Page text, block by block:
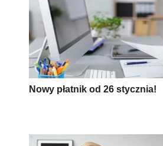
Nowy płatnik od 26 stycznia!